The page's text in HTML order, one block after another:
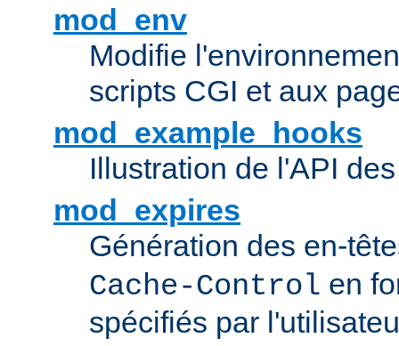
mod_env
Modifie
scripts CGI et aux
mod_example_hooks
Illustration de l'API
mod_expires
Génération des en-
Cache-Control en
spécifiés par